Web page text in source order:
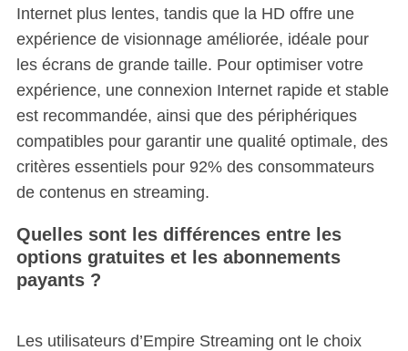
Internet plus lentes, tandis que la HD offre une
expérience de visionnage améliorée, idéale pour
les écrans de grande taille. Pour optimiser votre
expérience, une connexion Internet rapide et stable
est recommandée, ainsi que des périphériques
compatibles pour garantir une qualité optimale, des
critères essentiels pour 92% des consommateurs
de contenus en streaming.
Quelles sont les différences entre les
options gratuites et les abonnements
payants ?
Les utilisateurs d’Empire Streaming ont le choix